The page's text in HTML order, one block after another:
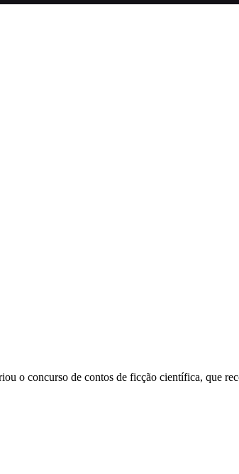
o concurso de contos de ficção científica, que